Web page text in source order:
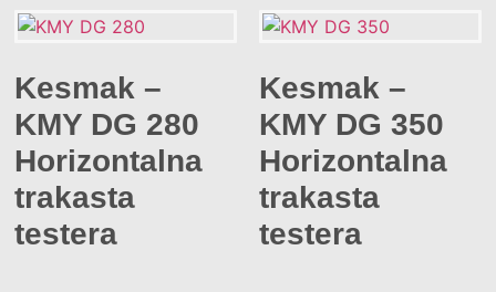
Kesmak –
KMY DG 280
Horizontalna
trakasta
testera
Kesmak –
KMY DG 350
Horizontalna
trakasta
testera